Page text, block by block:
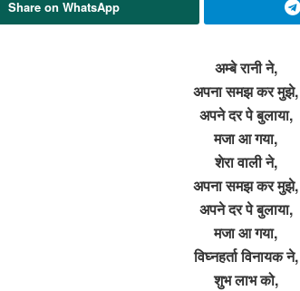
Share on WhatsApp
अम्बे रानी ने,
अपना समझ कर मुझे,
अपने दर पे बुलाया,
मजा आ गया,
शेरा वाली ने,
अपना समझ कर मुझे,
अपने दर पे बुलाया,
मजा आ गया,
विघ्नहर्ता विनायक ने,
शुभ लाभ को,